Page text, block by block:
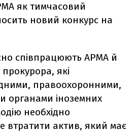
як тимчасовий
новий конкурс на
співпрацюють АРМА й
які
правоохоронними,
органами іноземних
необхідно
втратити актив, який має